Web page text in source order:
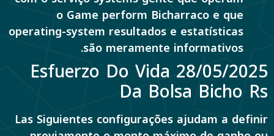
o Game perform Bicharraco e que
operating-system resultados e estatísticas
são meramente informativos.
Esfuerzo Do Vida 28/05/2025
Da Bolsa Bicho Rs
Las Siguientes configurações ajudam a definir